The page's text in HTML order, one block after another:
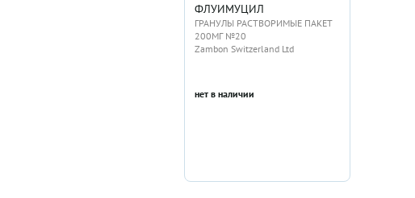
ФЛУИМУЦИЛ
ГРАНУЛЫ РАСТВОРИМЫЕ ПАКЕТ
200МГ №20
Zambon Switzerland Ltd
нет в наличии